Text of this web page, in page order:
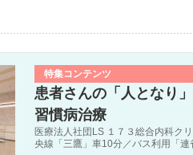
特集コンテンツ
患者さんの「人となり
習慣病治療
医療法人社団LS １７３総合内科ク
央線「三鷹」車10分／バス利用「